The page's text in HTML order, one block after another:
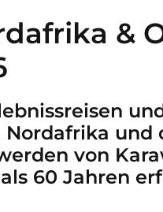
&
Nordafrika und
von
60 Jahren